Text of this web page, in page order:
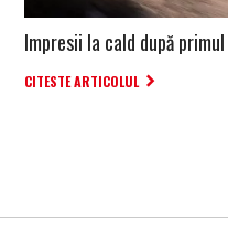
Impresii la cald după
CITESTE ARTICOLUL